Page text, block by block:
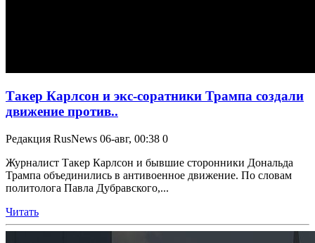
Такер Карлсон и экс-соратники Трампа создали
движение против..
Редакция RusNews 06-авг, 00:38 0
Журналист Такер Карлсон и бывшие сторонники Дональда
Трампа объединились в антивоенное движение. По словам
политолога Павла Дубравского,...
Читать